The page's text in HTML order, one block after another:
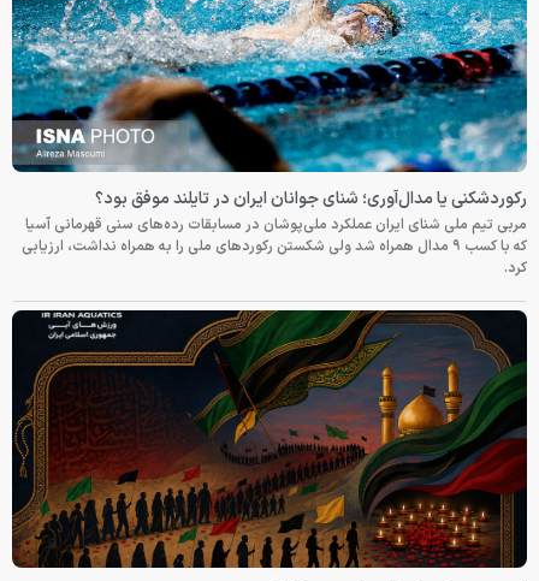
رکوردشکنی یا مدال‌آوری؛ شنای جوانان ایران در تایلند موفق بود؟
مربی تیم ملی شنای ایران عملکرد ملی‌پوشان در مسابقات رده‌های سنی قهرمانی آسیا
که با کسب ۹ مدال همراه شد ولی شکستن رکوردهای ملی را به همراه نداشت، ارزیابی
کرد.